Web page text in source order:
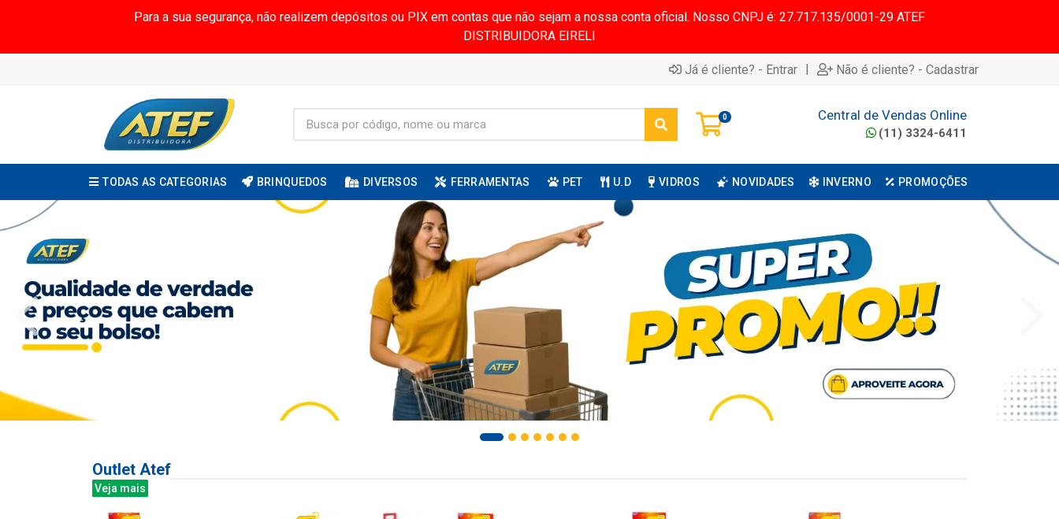
Para a sua segurança, não realizem depósitos ou PIX em contas que não sejam a nossa conta oficial. Nosso CNPJ é: 27.717.135/0001-29 ATEF
DISTRIBUIDORA EIRELI
Já é cliente? - Entrar | Não é cliente? - Cadastrar
0 Central de Vendas Online
(11) 3324-6411
TODAS AS CATEGORIAS BRINQUEDOS DIVERSOS FERRAMENTAS PET U.D VIDROS NOVIDADES INVERNO PROMOÇÕES
Outlet Atef
Veja mais